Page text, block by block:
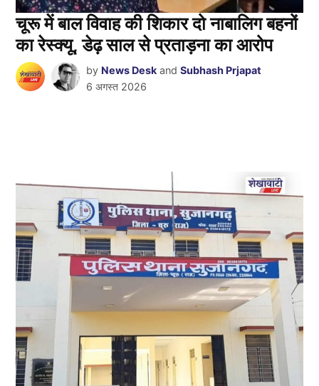
चूरू में बाल विवाह की शिकार दो नाबालिग बहनों
का रेस्क्यू, डेढ़ साल से प्रताड़ना का आरोप
by News Desk andSubhash Prjapat
6 अगस्त 2026